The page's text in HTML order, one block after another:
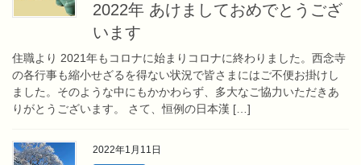
2022年 あけましておめでとうござ
います
住職より 2021年もコロナに始まりコロナに終わりました。西念寺
の各行事も縮小せざるを得ない状況で皆さまにはご不便お掛けし
ました。そのような中にもかかわらず、多大なご協力いただきあ
りがとうございます。 さて、恒例の日本漢 […]
2022年1月11日